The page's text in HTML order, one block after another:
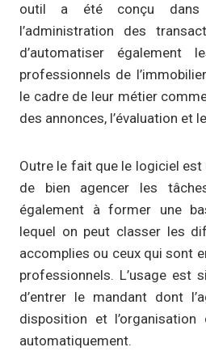
outil a été conçu dans
l’administration des
d’automatiser également
professionnels de
le cadre de leur métier
des annonces, l’évaluation et
Outre le fait que le logiciel
de bien agencer les
également à former une
lequel on peut classer les
accomplies ou ceux qui sont
professionnels. L’usage est
d’entrer le mandant dont
disposition et
automatiquement.